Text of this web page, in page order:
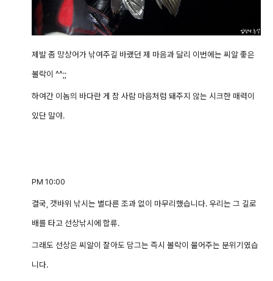
제발 좀 망상어가 낚여주길 바랬던 제 마음과 달리 이번에는 씨알 좋은
볼락이 ^^;;
하여간 이놈의 바다란 게 참 사람 마음처럼 돼주지 않는 시크한 매력이
있단 말야.
PM 10:00
결국, 갯바위 낚시는 별다른 조과 없이 마무리했습니다. 우리는 그 길로
배를 타고 선상낚시에 합류.
그래도 선상은 씨알이 잘아도 담그는 즉시 볼락이 물어주는 분위기였습
니다.